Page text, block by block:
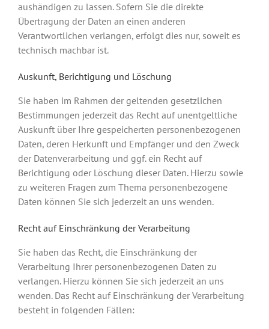
aushändigen zu lassen. Sofern Sie die direkte
Übertragung der Daten an einen anderen
Verantwortlichen verlangen, erfolgt dies nur, soweit es
technisch machbar ist.
Auskunft, Berichtigung und Löschung
Sie haben im Rahmen der geltenden gesetzlichen
Bestimmungen jederzeit das Recht auf unentgeltliche
Auskunft über Ihre gespeicherten personenbezogenen
Daten, deren Herkunft und Empfänger und den Zweck
der Datenverarbeitung und ggf. ein Recht auf
Berichtigung oder Löschung dieser Daten. Hierzu sowie
zu weiteren Fragen zum Thema personenbezogene
Daten können Sie sich jederzeit an uns wenden.
Recht auf Einschränkung der Verarbeitung
Sie haben das Recht, die Einschränkung der
Verarbeitung Ihrer personenbezogenen Daten zu
verlangen. Hierzu können Sie sich jederzeit an uns
wenden. Das Recht auf Einschränkung der Verarbeitung
besteht in folgenden Fällen: